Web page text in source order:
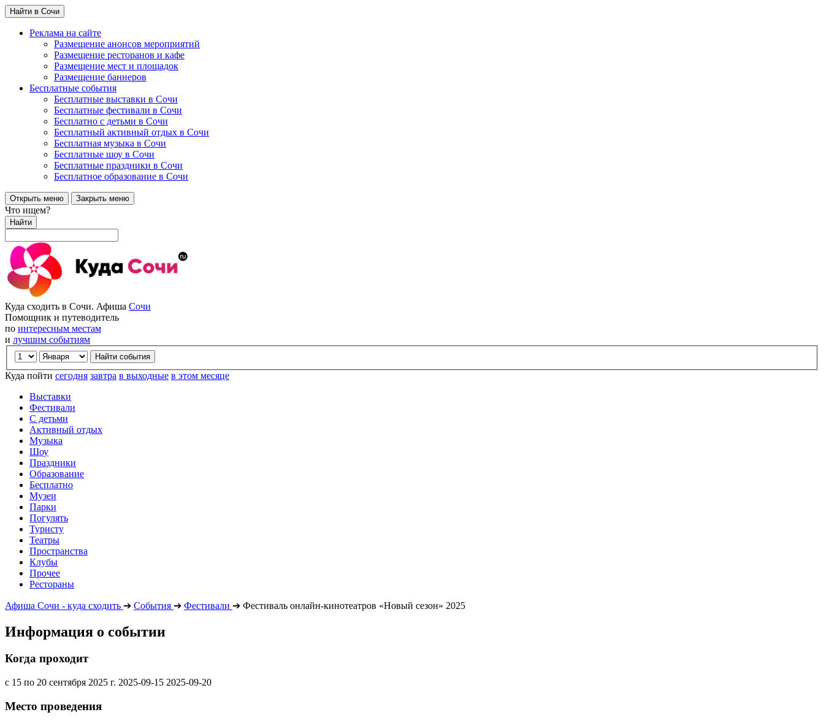
Найти в Сочи
Реклама на сайте
Размещение анонсов мероприятий
Размещение ресторанов и кафе
Размещение мест и площадок
Размещение баннеров
Бесплатные события
Бесплатные выставки в Сочи
Бесплатные фестивали в Сочи
Бесплатно с детьми в Сочи
Бесплатный активный отдых в Сочи
Бесплатная музыка в Сочи
Бесплатные шоу в Сочи
Бесплатные праздники в Сочи
Бесплатное образование в Сочи
Открыть меню Закрыть меню
Что ищем?
Найти
Куда сходить в Сочи. Афиша Сочи
Помощник и путеводитель
по интересным местам
и лучшим событиям
Куда пойти сегодня завтра в выходные в этом месяце
Выставки
Фестивали
С детьми
Активный отдых
Музыка
Шоу
Праздники
Образование
Бесплатно
Музеи
Парки
Погулять
Туристу
Театры
Пространства
Клубы
Прочее
Рестораны
Афиша Сочи - куда сходить ➔ События ➔ Фестивали ➔ Фестиваль онлайн-кинотеатров «Новый сезон» 2025
Информация о событии
Когда проходит
с 15 по 20 сентября 2025 г. 2025-09-15 2025-09-20
Место проведения